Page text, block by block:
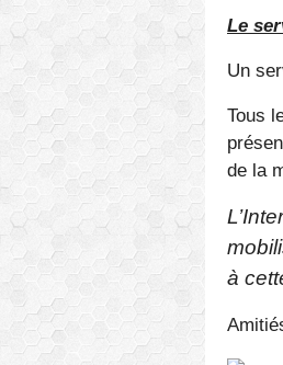
Le
Un
Tous
de la
à